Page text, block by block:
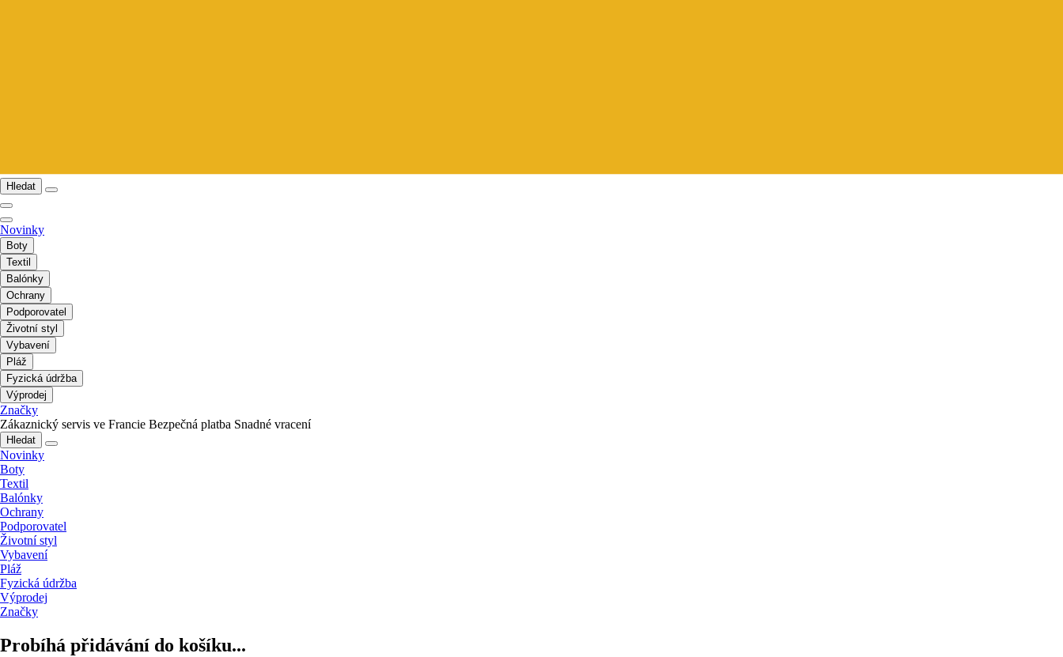
Hledat
Novinky
Boty
Textil
Balónky
Ochrany
Podporovatel
Životní styl
Vybavení
Pláž
Fyzická údržba
Výprodej
Značky
Zákaznický servis ve Francie Bezpečná platba Snadné vracení
Hledat
Novinky
Boty
Textil
Balónky
Ochrany
Podporovatel
Životní styl
Vybavení
Pláž
Fyzická údržba
Výprodej
Značky
Probíhá přidávání do košíku...